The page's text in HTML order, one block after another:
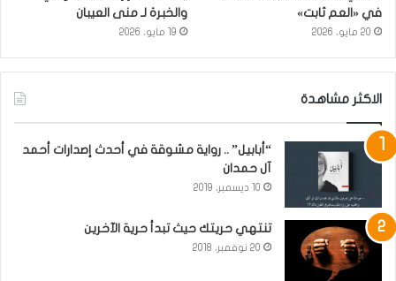
في «العم ثابت»
20 مايو، 2026
والخبرة لـ منى العيبان
19 مايو، 2026
الاكثر مشاهدة
“أبابيل” .. رواية مشوقة في أحدث إصدارات أحمد
آل حمدان
10 ديسمبر، 2019
تنتهي حريتك حيث تبدأ حرية الآخرين
20 نوفمبر، 2018